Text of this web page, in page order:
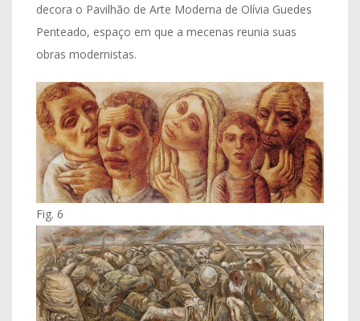
decora o Pavilhão de Arte Moderna de Olívia Guedes
Penteado, espaço em que a mecenas reunia suas
obras modernistas.
Fig. 6